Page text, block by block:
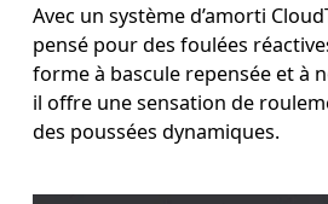
Avec un système d’amorti
pensé pour des foulées
forme à bascule repensée et à
il offre une sensation de
des poussées dynamiques.